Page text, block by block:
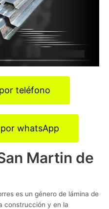
teléfono
whatsApp
Martin de
es un género de lámina de
construcción y en la